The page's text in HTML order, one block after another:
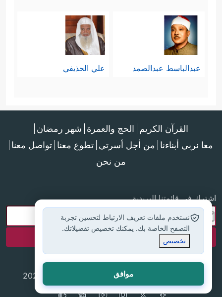
عبدالباسط عبدالصمد علي الحذيفي
القرآن الكريم الحج والعمرة شهر رمضان
معا نربي أبناءنا من أجل أسرتي تطوع معنا تواصل معنا
من نحن
اشترك في قائمتنا البريدية
جميع الحقوق محفوظة لموقع إسلام أون لاين © 2025
نستخدم ملفات تعريف الارتباط لتحسين تجربة
التصفح الخاصة بك. يمكنك تخصيص تفضيلاتك.
تخصيص
موافق